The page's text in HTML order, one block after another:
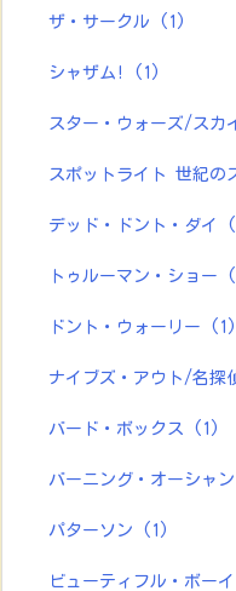
ザ・サークル (1)
シャザム! (1)
スター・ウォーズ/スカ
スポットライト 世紀の
デッド・ドント・ダイ
トゥルーマン・ショー
ドント・ウォーリー (1)
ナイブズ・アウト/名探
バード・ボックス (1)
バーニング・オーシャン
パターソン (1)
ビューティフル・ボーイ